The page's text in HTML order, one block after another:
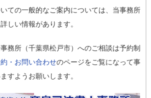
ての一般的なご案内については、当事務所
しい情報があります。
務所（千葉県松戸市）へのご相談は予約制
・お問い合わせのページをご覧になって事
すようお願いします。